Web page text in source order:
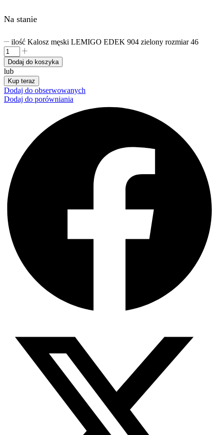
Na stanie
ilość Kalosz męski LEMIGO EDEK 904 zielony rozmiar 46
Dodaj do koszyka
lub
Kup teraz
Dodaj do obserwowanych
Dodaj do porówniania